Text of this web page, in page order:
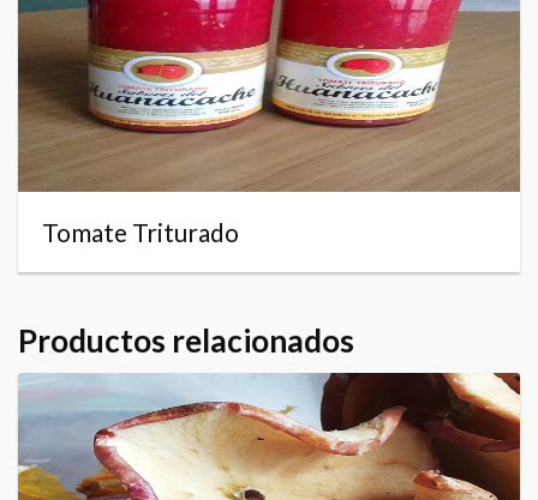
Tomate Triturado
Productos relacionados